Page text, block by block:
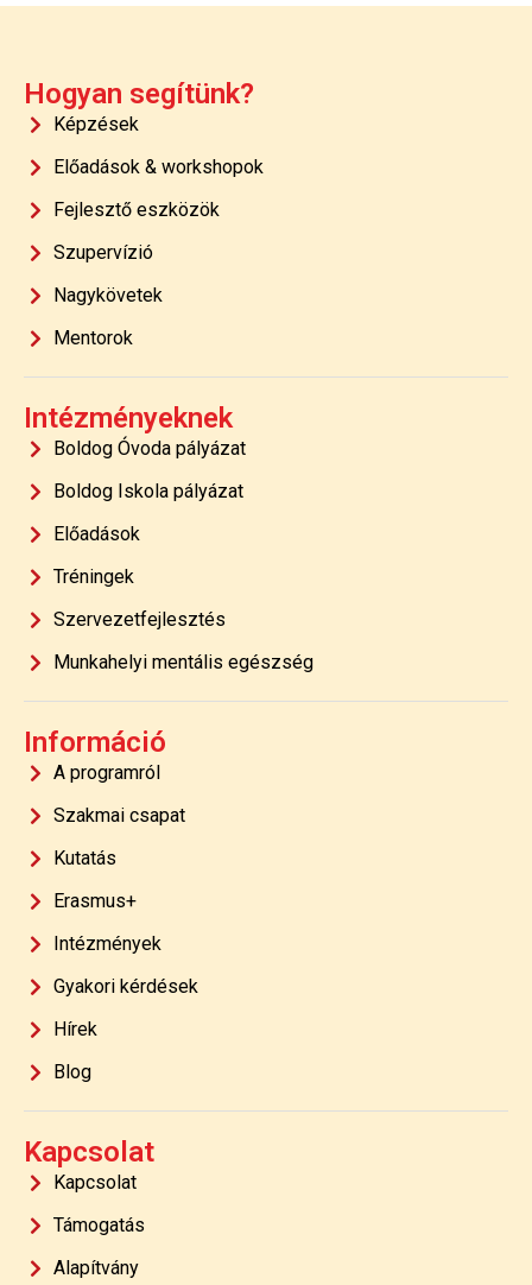
Hogyan segítünk?
Képzések
Előadások & workshopok
Fejlesztő eszközök
Szupervízió
Nagykövetek
Mentorok
Intézményeknek
Boldog Óvoda pályázat
Boldog Iskola pályázat
Előadások
Tréningek
Szervezetfejlesztés
Munkahelyi mentális egészség
Információ
A programról
Szakmai csapat
Kutatás
Erasmus+
Intézmények
Gyakori kérdések
Hírek
Blog
Kapcsolat
Kapcsolat
Támogatás
Alapítvány